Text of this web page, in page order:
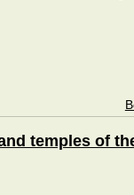
temples of